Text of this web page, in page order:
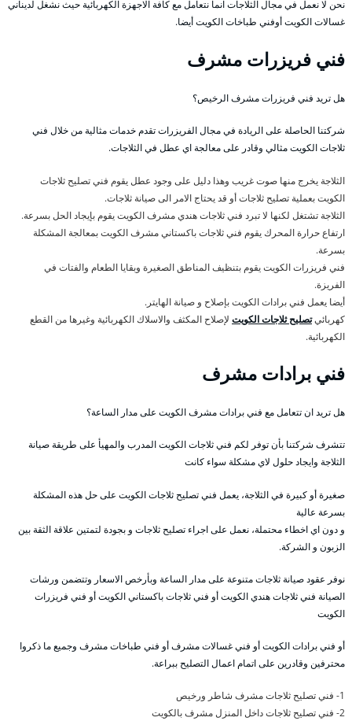
نحن لا نعمل في مجال الثلاجات انما نتعامل مع كافة الاجهزة الكهربائية حيث نشغل لديناني
غسالات الكويت أوفني طباخات الكويت أيضا.
فني فريزرات مشرف
هل تريد فني فريزرات مشرف الرخيص؟
شركتنا الحاصلة على الريادة في مجال الفريزرات تقدم خدمات مثالية من خلال فني
ثلاجات الكويت مثالي وقادر على معالجة اي عطل في الثلاجات.
الثلاجة يخرج منها صوت غريب وهذا دليل على وجود عطل يقوم فني تصليح ثلاجات
الكويت بعملية تصليح ثلاجات أو قد يحتاج الامر الى صيانة ثلاجات.
الثلاجة تشتغل لكنها لا تبرد فني ثلاجات هندي مشرف الكويت يقوم بإيجاد الحل بسرعة.
ارتفاع حرارة المحرك يقوم فني ثلاجات باكستاني مشرف الكويت بمعالجة المشكلة
بسرعة.
فني فريزرات الكويت يقوم بتنظيف المناطق الصغيرة وبقايا الطعام والفتات في
الفريزة.
أيضا يعمل فني برادات الكويت بإصلاح و صيانة الهايتر.
كهربائيتصليح ثلاجات الكويت لإصلاح المكثف والاسلاك الكهربائية وغيرها من القطع
الكهربائية.
فني برادات مشرف
هل تريد ان تتعامل مع فني برادات مشرف الكويت على مدار الساعة؟
تتشرف شركتنا بأن توفر لكم فني ثلاجات الكويت المدرب والمهيأ على طريقة صيانة
الثلاجة وايجاد حلول لاي مشكلة سواء كانت
صغيرة أو كبيرة في الثلاجة، يعمل فني تصليح ثلاجات الكويت على حل هذه المشكلة
بسرعة عالية
و دون اي اخطاء محتملة، نعمل على اجراء تصليح ثلاجات و بجودة لتمتين علاقة الثقة بين
الزبون و الشركة.
نوفر عقود صيانة ثلاجات متنوعة على مدار الساعة وبأرخص الاسعار وتتضمن ورشات
الصيانة فني ثلاجات هندي الكويت أو فني ثلاجات باكستاني الكويت أو فني فريزرات
الكويت
أو فني برادات الكويت أو فني غسالات مشرف أو فني طباخات مشرف وجميع ما ذكروا
محترفين وقادرين على اتمام اعمال التصليح ببراعة.
1- فني تصليح ثلاجات مشرف شاطر ورخيص
2- فني تصليح ثلاجات داخل المنزل مشرف بالكويت